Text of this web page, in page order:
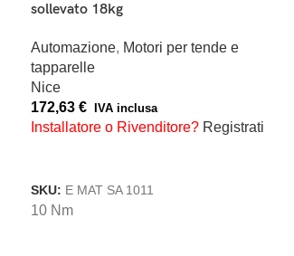
sollevato 18kg
Automazione, Motori per tende e
tapparelle
Nice
172,63 € IVA inclusa
Installatore o Rivenditore? Registrati
SKU: E MAT SA 1011
10 Nm